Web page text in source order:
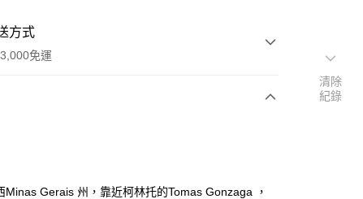
方式
免運
款
Minas Gerais 州，靠近柯林托的Tomas Gonzaga ，
清除
紀錄